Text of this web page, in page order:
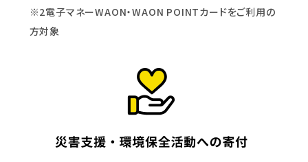
※2電子マネーWAON・WAON POINTカードをご利用の
方対象